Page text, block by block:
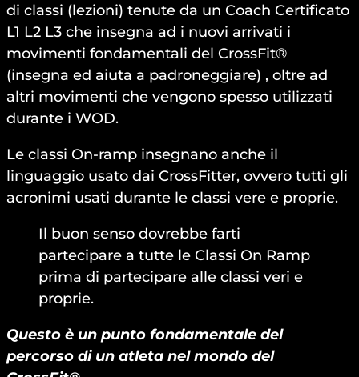
di classi (lezioni) tenute da un Coach Certificato
L1 L2 L3 che insegna ad i nuovi arrivati i
movimenti fondamentali del CrossFit®
(insegna ed aiuta a padroneggiare) , oltre ad
altri movimenti che vengono spesso utilizzati
durante i WOD.
Le classi On-ramp insegnano anche il
linguaggio usato dai CrossFitter, ovvero tutti gli
acronimi usati durante le classi vere e proprie.
Il buon senso dovrebbe farti
partecipare a tutte le Classi On Ramp
prima di partecipare alle classi veri e
proprie.
Questo è un punto fondamentale del
percorso di un atleta nel mondo del